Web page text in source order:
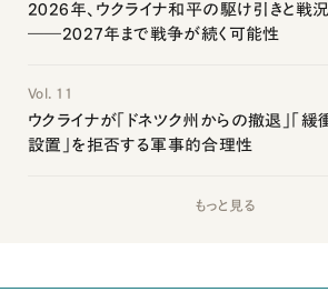
2026年、ウクライナ和平の駆け引きと戦
――2027年まで戦争が続く可能性
Vol. 11
ウクライナが「ドネツク州からの撤退」「
設置」を拒否する軍事的合理性
もっと見る